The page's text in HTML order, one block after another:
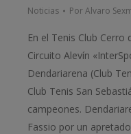
Noticias PorAlvaro
En el Tenis Club Cerro
Circuito Alevín
Dendariarena (Club
Club Tenis San
campeones.
Fassio por un